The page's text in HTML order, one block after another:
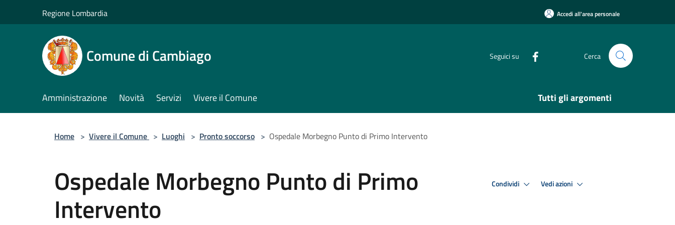
Regione Lombardia Accedi all'area personale
Comune di Cambiago Seguici su Cerca
Amministrazione Novità Servizi Vivere il Comune Tutti gli argomenti
Home > Vivere il Comune > Luoghi > Pronto soccorso > Ospedale Morbegno Punto di Primo Intervento
Ospedale Morbegno Punto di Primo
Intervento
Condividi Vedi azioni